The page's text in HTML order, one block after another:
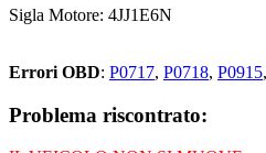
Sigla Motore: 4JJ1E6N
Errori OBD: P0717, P0718, P0915,
Problema riscontrato: